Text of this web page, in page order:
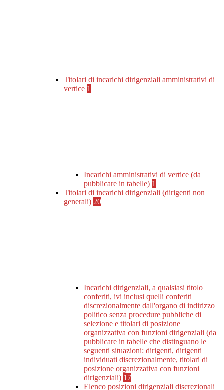
Titolari di incarichi dirigenziali amministrativi di
vertice 1
Incarichi amministrativi di vertice (da
pubblicare in tabelle) 1
Titolari di incarichi dirigenziali (dirigenti non
generali) 20
Incarichi dirigenziali, a qualsiasi titolo
conferiti, ivi inclusi quelli conferiti
discrezionalmente dall'organo di indirizzo
politico senza procedure pubbliche di
selezione e titolari di posizione
organizzativa con funzioni dirigenziali (da
pubblicare in tabelle che distinguano le
seguenti situazioni: dirigenti, dirigenti
individuati discrezionalmente, titolari di
posizione organizzativa con funzioni
dirigenziali) 17
Elenco posizioni dirigenziali discrezionali